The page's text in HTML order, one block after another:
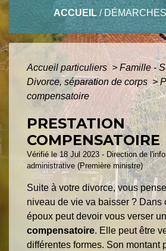
ACCUEIL/
Accueil particuliers > Famille -
Divorce, séparation de corps >
compensatoire
PRESTATION
COMPENSATOIRE
Vérifié le 18 Jul 2023 - Direction de
administrative (Première ministre)
Suite à votre divorce, vous
niveau de vie va baisser ? Dans
époux peut devoir vous verser
compensatoire. Elle peut être
différentes formes. Son montant